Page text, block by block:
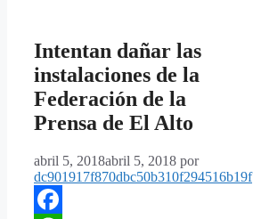
Intentan dañar las
instalaciones de la
Federación de la
Prensa de El Alto
abril 5, 2018abril 5, 2018 por
dc901917f870dbc50b310f294516b19f